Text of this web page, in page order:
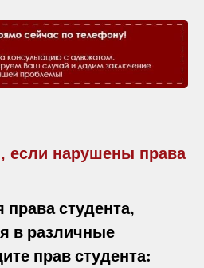
если нарушены права
студента,
в различные
прав студента: